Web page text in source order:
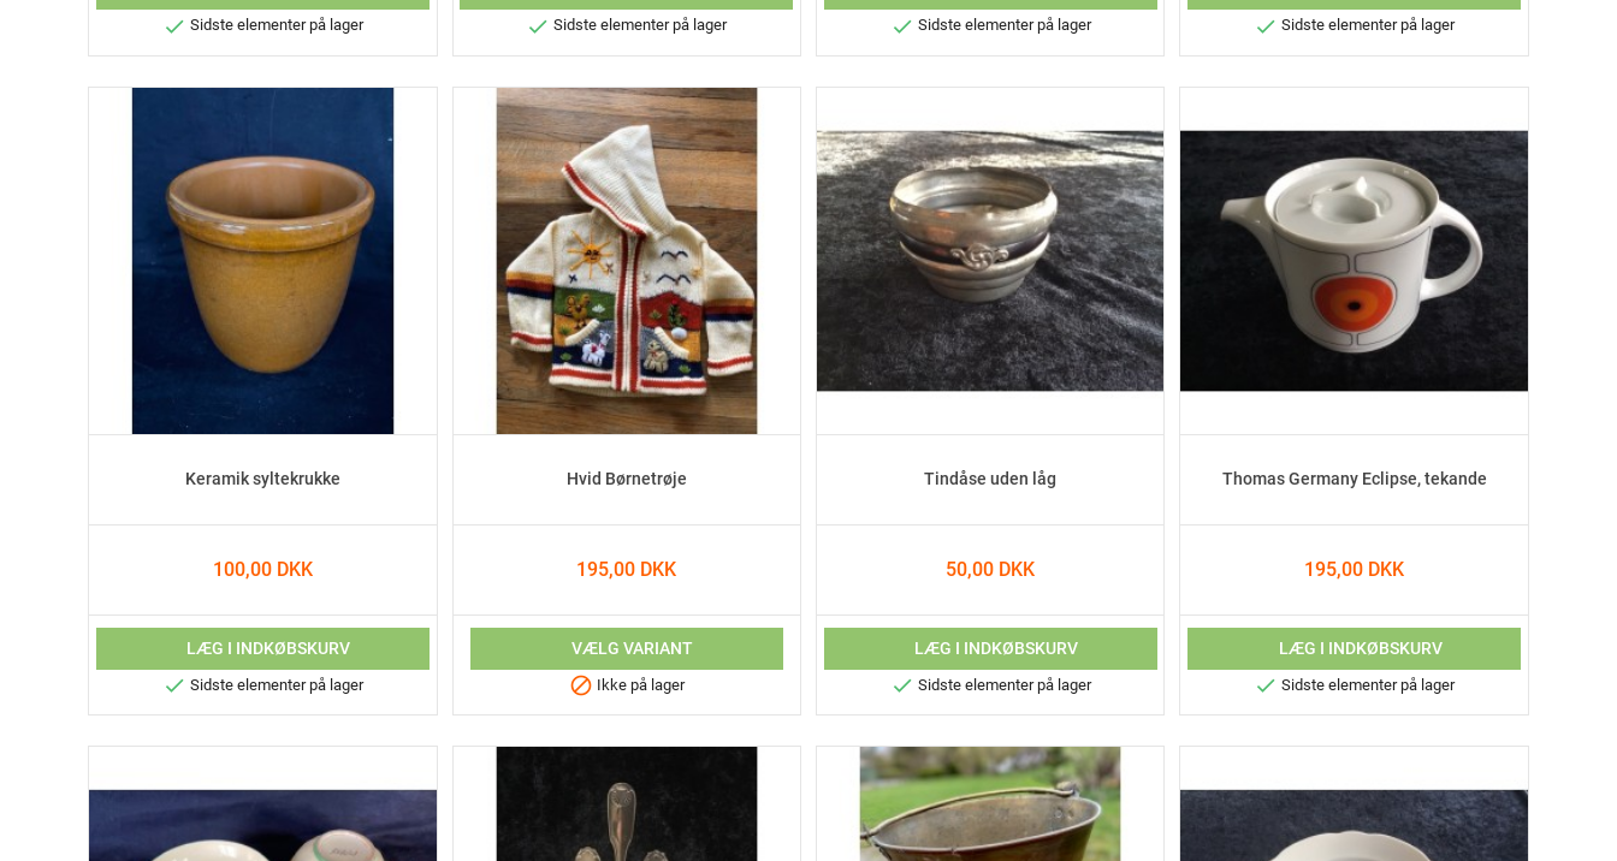
 Sidste elementer på lager  Sidste elementer på lager  Sidste elementer på lager  Sidste elementer på lager
Keramik syltekrukke
100,00 DKK
LÆG I INDKØBSKURV
 Sidste elementer på lager
Hvid Børnetrøje
195,00 DKK
VÆLG VARIANT
 Ikke på lager
Tindåse uden låg
50,00 DKK
LÆG I INDKØBSKURV
 Sidste elementer på lager
Thomas Germany Eclipse, tekande
195,00 DKK
LÆG I INDKØBSKURV
 Sidste elementer på lager